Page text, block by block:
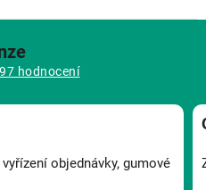
hodnocení
objednávky, gumové